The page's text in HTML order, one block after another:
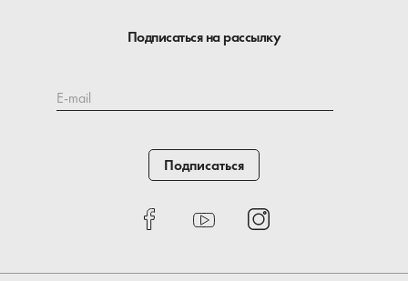
Подписаться на рассылку
E-mail
Подписаться